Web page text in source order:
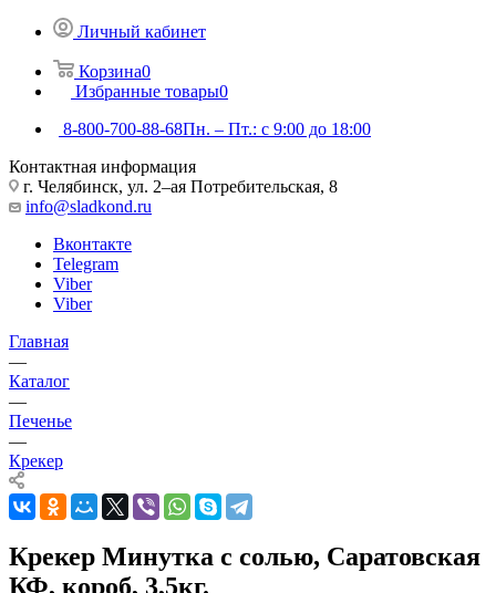
Личный кабинет
Корзина0
Избранные товары0
8-800-700-88-68Пн. – Пт.: с 9:00 до 18:00
Контактная информация
г. Челябинск, ул. 2–ая Потребительская, 8
info@sladkond.ru
Вконтакте
Telegram
Viber
Viber
Главная
—
Каталог
—
Печенье
—
Крекер
Крекер Минутка с солью, Саратовская
КФ, короб, 3,5кг.